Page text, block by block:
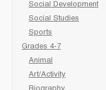
Social Development
Social Studies
Sports
Grades 4-7
Animal
Art/Activity